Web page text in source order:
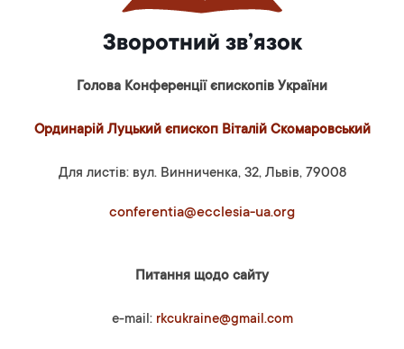
Зворотний зв’язок
Голова Конференції єпископів України
Ординарій Луцький єпископ Віталій Скомаровський
Для листів: вул. Винниченка, 32, Львів, 79008
conferentia@ecclesia-ua.org
Питання щодо сайту
e-mail: rkcukraine@gmail.com